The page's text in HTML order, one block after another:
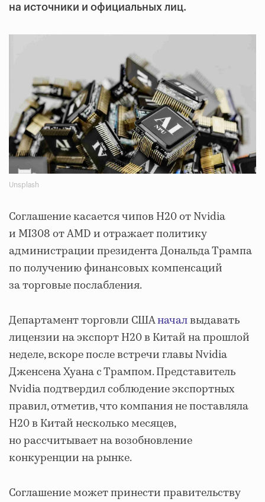
на источники и официальных лиц.
Unsplash
Соглашение касается чипов H20 от Nvidia
и MI308 от AMD и отражает политику
администрации президента Дональда Трампа
по получению финансовых компенсаций
за торговые послабления.
Департамент торговли СШАначалвыдавать
лицензии на экспорт H20 в Китай на прошлой
неделе, вскоре после встречи главы Nvidia
Дженсена Хуана с Трампом. Представитель
Nvidia подтвердил соблюдение экспортных
правил, отметив, что компания не поставляла
H20 в Китай несколько месяцев,
но рассчитывает на возобновление
конкуренции на рынке.
Соглашение может принести правительству